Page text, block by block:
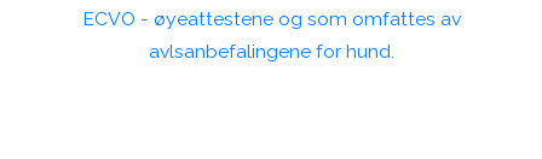
ECVO - øyeattestene og som omfattes av
avlsanbefalingene for hund.